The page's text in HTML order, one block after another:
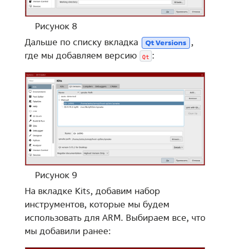
Рисунок 8
Дальше по списку вкладка
Qt Versions
,
где мы добавляем версию
Qt :
Рисунок 9
На вкладке Kits, добавим набор
инструментов, которые мы будем
использовать для ARM. Выбираем все, что
мы добавили ранее: